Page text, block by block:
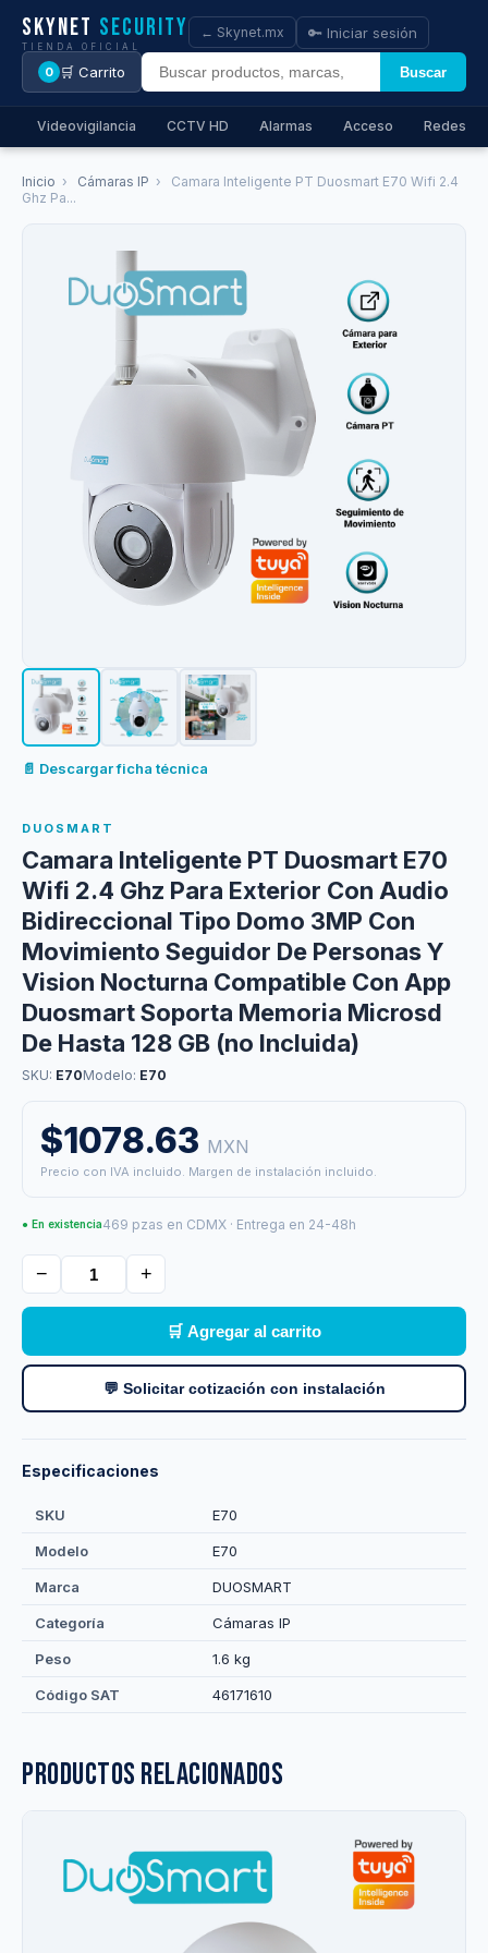
Skynet Security
TIENDA OFICIAL
Buscar
← Skynet.mx 🔑 Iniciar sesión
0 🛒 Carrito
Videovigilancia CCTV HD Alarmas Acceso Redes
Inicio › Cámaras IP ›
Camara Inteligente PT Duosmart E70 Wifi 2.4
Ghz Pa...
📄 Descargar ficha técnica
DUOSMART
Camara Inteligente PT Duosmart E70
Wifi 2.4 Ghz Para Exterior Con Audio
Bidireccional Tipo Domo 3MP Con
Movimiento Seguidor De Personas Y
Vision Nocturna Compatible Con App
Duosmart Soporta Memoria Microsd
De Hasta 128 GB (no Incluida)
SKU: E70Modelo: E70
$1078.63 MXN
Precio con IVA incluido. Margen de instalación incluido.
● En existencia469 pzas en CDMX · Entrega en 24-48h
− +
🛒 Agregar al carrito
💬 Solicitar cotización con instalación
Especificaciones
SKU E70
Modelo E70
Marca DUOSMART
Categoría Cámaras IP
Peso 1.6 kg
Código SAT 46171610
Productos relacionados